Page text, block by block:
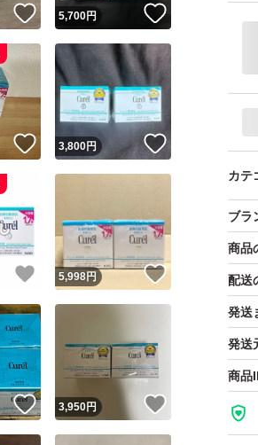
カテ
ブラ
商品
配送
発送
発送
商品
いいね！
5,700円
いいね！
3,800円 いいね！
いいね！
5,998円
いいね！
3,950円